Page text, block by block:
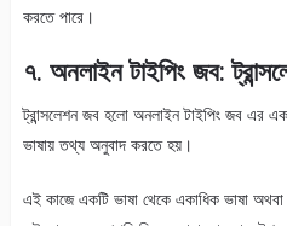
করতে পারে।
৭. অনলাইন টাইপিং জব:
ট্রান্সলেশন জব হলো অনলাইন টাইপিং জব এর
ভাষায় তথ্য অনুবাদ করতে হয়।
এই কাজে একটি ভাষা থেকে একাধিক ভাষা